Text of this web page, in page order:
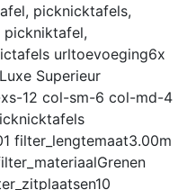
picknicktafels,
urltoevoeging6x
Superieur
12 col-sm-6 col-md-4
filter_lengtemaat3.00m
Grenen
10